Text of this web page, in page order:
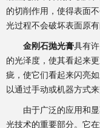
的切削作用，使得表面
光过程不会破坏表面原
金刚石抛光膏具有
的光泽度，使其看起来
疵，使它们看起来闪亮
以通过手动或机器方式来
由于广泛的应用和显
光技术的重要部分。它